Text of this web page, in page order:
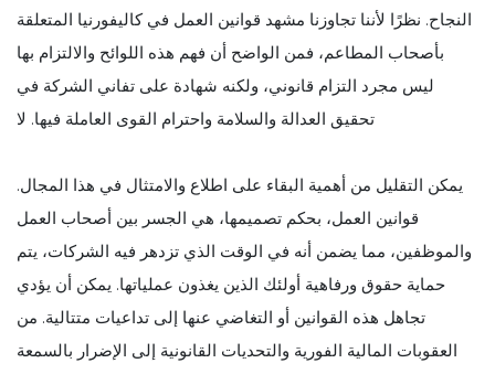
النجاح. نظرًا لأننا تجاوزنا مشهد قوانين العمل في كاليفورنيا المتعلقة
بأصحاب المطاعم، فمن الواضح أن فهم هذه اللوائح والالتزام بها
ليس مجرد التزام قانوني، ولكنه شهادة على تفاني الشركة في
تحقيق العدالة والسلامة واحترام القوى العاملة فيها. لا
يمكن التقليل من أهمية البقاء على اطلاع والامتثال في هذا المجال.
قوانين العمل، بحكم تصميمها، هي الجسر بين أصحاب العمل
والموظفين، مما يضمن أنه في الوقت الذي تزدهر فيه الشركات، يتم
حماية حقوق ورفاهية أولئك الذين يغذون عملياتها. يمكن أن يؤدي
تجاهل هذه القوانين أو التغاضي عنها إلى تداعيات متتالية. من
العقوبات المالية الفورية والتحديات القانونية إلى الإضرار بالسمعة